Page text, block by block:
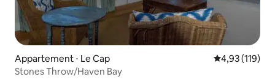
Appartement ⋅ Le Cap Évaluation
4,93 (119)
Stones Throw/Haven Bay